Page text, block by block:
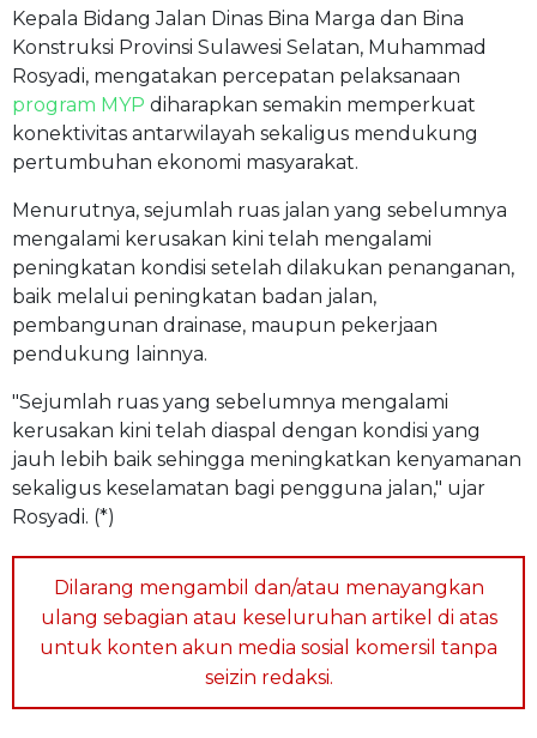
Kepala Bidang Jalan Dinas Bina Marga dan Bina
Konstruksi Provinsi Sulawesi Selatan, Muhammad
Rosyadi, mengatakan percepatan pelaksanaan
program MYP diharapkan semakin memperkuat
konektivitas antarwilayah sekaligus mendukung
pertumbuhan ekonomi masyarakat.
Menurutnya, sejumlah ruas jalan yang sebelumnya
mengalami kerusakan kini telah mengalami
peningkatan kondisi setelah dilakukan penanganan,
baik melalui peningkatan badan jalan,
pembangunan drainase, maupun pekerjaan
pendukung lainnya.
"Sejumlah ruas yang sebelumnya mengalami
kerusakan kini telah diaspal dengan kondisi yang
jauh lebih baik sehingga meningkatkan kenyamanan
sekaligus keselamatan bagi pengguna jalan," ujar
Rosyadi. (*)
Dilarang mengambil dan/atau menayangkan
ulang sebagian atau keseluruhan artikel di atas
untuk konten akun media sosial komersil tanpa
seizin redaksi.